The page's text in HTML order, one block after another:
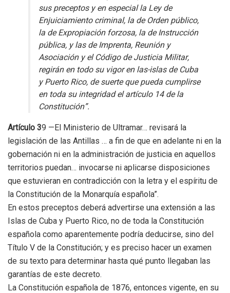
sus preceptos y en especial la Ley de
Enjuiciamiento criminal, la de Orden público,
la de Expropiación forzosa, la de Instrucción
pública, y las de Imprenta, Reunión y
Asociación y el Código de Justicia Militar,
regirán en todo su vigor en las-islas de Cuba
y Puerto Rico, de suerte que pueda cumplirse
en toda su integridad el artículo 14 de la
Constitución”.
Artículo 39 —El Ministerio de Ultramar… revisará la
legislación de las Antillas … a fin de que en adelante ni en la
gobernación ni en la administración de justicia en aquellos
territorios puedan… invocarse ni aplicarse disposiciones
que estuvieran en contradicción con la letra y el espíritu de
la Constitución de la Monarquía española”.
En estos preceptos deberá advertirse una extensión a las
Islas de Cuba y Puerto Rico, no de toda la Constitución
española como aparentemente podría deducirse, sino del
Título V de la Constitución; y es preciso hacer un examen
de su texto para determinar hasta qué punto llegaban las
garantías de este decreto.
La Constitución española de 1876, entonces vigente, en su